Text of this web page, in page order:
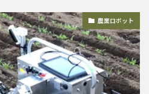
農業ロボット